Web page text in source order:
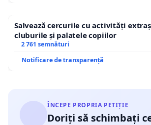
Salvează cercurile cu activități
cluburile și palatele copiilor
2 761 semnături
Notificare de transparență
ÎNCEPE PROPRIA PETIȚIE
Doriți să schimbați